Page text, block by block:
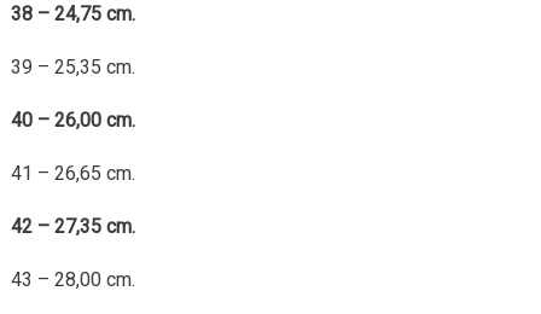
38 – 24,75 cm.
39 – 25,35 cm.
40 – 26,00 cm.
41 – 26,65 cm.
42 – 27,35 cm.
43 – 28,00 cm.